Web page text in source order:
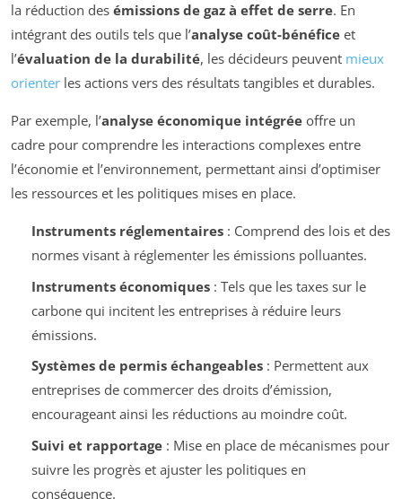
la réduction des émissions de gaz à effet de serre. En
intégrant des outils tels que l’analyse coût-bénéfice et
l’évaluation de la durabilité, les décideurs peuvent mieux
orienter les actions vers des résultats tangibles et durables.
Par exemple, l’analyse économique intégrée offre un
cadre pour comprendre les interactions complexes entre
l’économie et l’environnement, permettant ainsi d’optimiser
les ressources et les politiques mises en place.
Instruments réglementaires: Comprend des lois et des
normes visant à réglementer les émissions polluantes.
Instruments économiques: Tels que les taxes sur le
carbone qui incitent les entreprises à réduire leurs
émissions.
Systèmes de permis échangeables: Permettent aux
entreprises de commercer des droits d’émission,
encourageant ainsi les réductions au moindre coût.
Suivi et rapportage: Mise en place de mécanismes pour
suivre les progrès et ajuster les politiques en
conséquence.